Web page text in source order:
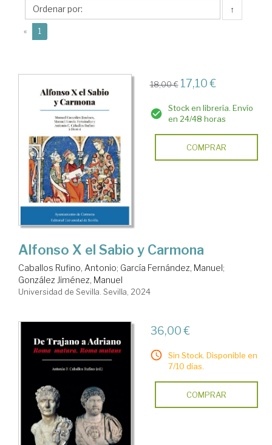
Antonio
↑
« 1
18,00 € 17,10 €
Stock en librería. Envío
en 24/48 horas
COMPRAR
Alfonso X el Sabio y Carmona
Caballos Rufino, Antonio; García Fernández, Manuel ;
González Jiménez, Manuel
Universidad de Sevilla. Sevilla, 2024
36,00 €
Sin Stock. Disponible en
7/10 días.
COMPRAR